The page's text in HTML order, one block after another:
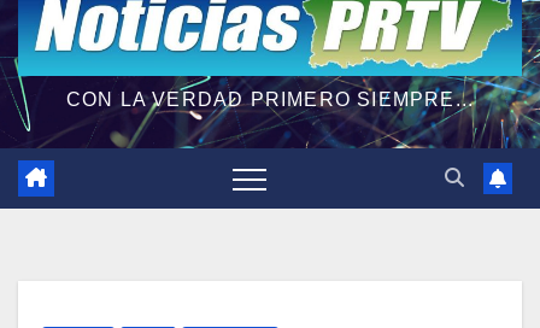
CON LA VERDAD PRIMERO SIEMPRE...